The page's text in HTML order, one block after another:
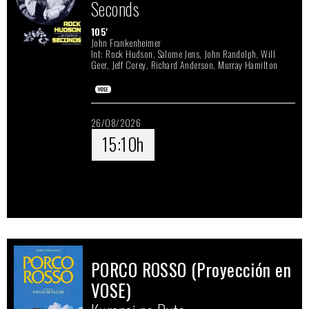
19/08/2026
15:45h 19:45h
18:40h
21/08/2026
17:20h
24/08/2026
Seconds
105'
John Frankenheimer
Int: Rock Hudson, Salome Jens, John Randolph, Will
Geer, Jeff Corey, Richard Anderson, Murray Hamilton
26/08/2026
15:10h
PORCO ROSSO (Proyección en
VOSE)